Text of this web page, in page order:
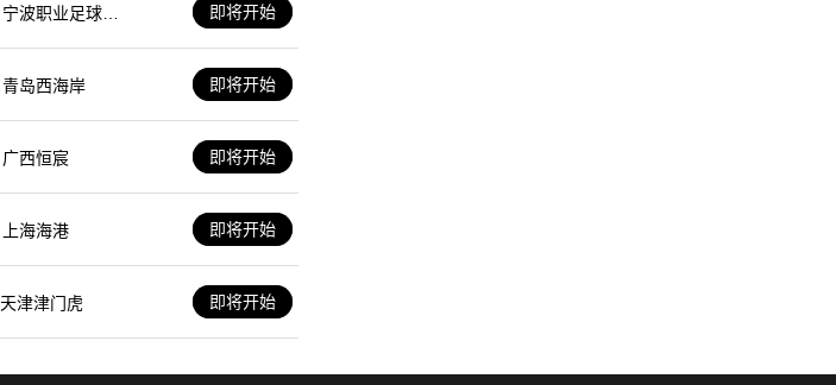
宁波职业足球俱
即将开始
青岛西海岸 即将开始
广西恒宸 即将开始
上海海港 即将开始
天津津门虎 即将开始